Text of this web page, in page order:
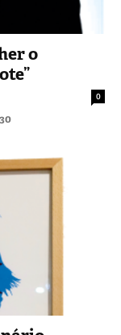
o
0